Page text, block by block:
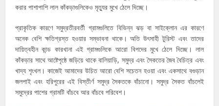
করার পাশাপাশি লাল কাঁকড়াগুলিকেও মৃত্যুর মুখে ঠেলে দিচ্ছে।
প্রাকৃতিক কারণে সমুদ্রতীরবর্তী গ্রামগুলিতে বিভিন্ন ঝড় বা সাইক্লোন এর কারণে
অনেক বেশি ক্ষতিগ্রস্ত হওয়ার সম্ভাবনা থাকে। অতি উৎসাহী টুরিস্ট এবং তাদের
দায়িত্বহীন কান্ড কারখানা এই গ্রামগুলিকে আরো বিপদের মুখে ঠেলে দিচ্ছে। লাল
কাঁকড়ার সাথে আষ্টেপৃষ্ঠে জড়িয়ে থাকে বালিয়াড়ি, সমুদ্র এবং সৈকতের জৈব বৈচিত্র এবং
খাদ্য শৃংখল। কাজেই আমাদের উচিত আরো বেশি সচেতন হওয়া এবং একসাথে বগুড়ান
জলপাই এবং হরিপুরের এই বিস্তীর্ণ সমুদ্র সৈকতকে বাঁচানো। সমুদ্র সৈকত বাঁচলেই
সমুদ্রের পাশের গ্রামটি বাঁচবে আর বাঁচবে পরিবেশ।